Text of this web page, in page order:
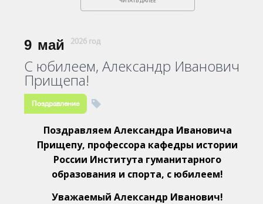
9 май 2026 год
С юбилеем, Александр Иванович
Прищепа!
Поздравление
Поздравляем Александра Ивановича
Прищепу, профессора кафедры истории
России Института гуманитарного
образования и спорта, с юбилеем!
Уважаемый Александр Иванович!